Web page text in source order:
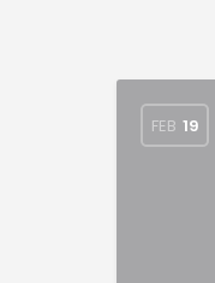
FEB 19